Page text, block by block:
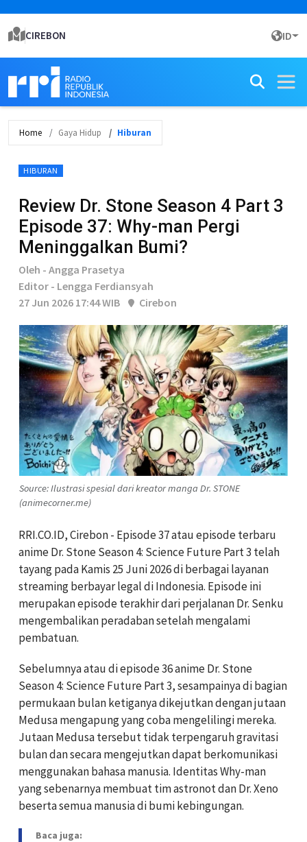
CIREBON ID
Home Gaya Hidup Hiburan
HIBURAN
Review Dr. Stone Season 4 Part 3
Episode 37: Why-man Pergi
Meninggalkan Bumi?
Oleh - Angga Prasetya
Editor - Lengga Ferdiansyah
27 Jun 2026 17:44 WIB
Cirebon
Source: Ilustrasi spesial dari kreator manga Dr. STONE
(animecorner.me)
RRI.CO.ID, Cirebon - Episode 37 atau episode terbaru
anime Dr. Stone Season 4: Science Future Part 3 telah
tayang pada Kamis 25 Juni 2026 di berbagai layanan
streaming berbayar legal di Indonesia. Episode ini
merupakan episode terakhir dari perjalanan Dr. Senku
mengembalikan peradaban setelah mengalami
pembatuan.
Sebelumnya atau di episode 36 anime Dr. Stone
Season 4: Science Future Part 3, sesampainya di bagian
permukaan bulan ketiganya dikejutkan dengan jutaan
Medusa mengapung yang coba mengelilingi mereka.
Jutaan Medusa tersebut tidak terpengaruh gravitasi
bulan dan secara mengejutkan dapat berkomunikasi
menggunakan bahasa manusia. Identitas Why-man
yang sebenarnya membuat tim astronot dan Dr. Xeno
beserta semua manusia di bumi kebingungan.
Baca juga: